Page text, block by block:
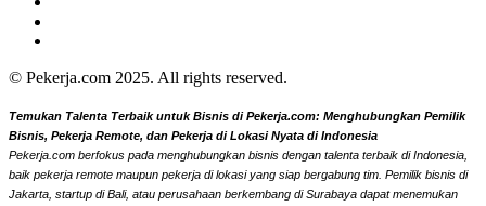
© Pekerja.com 2025. All rights reserved.
Temukan Talenta Terbaik untuk Bisnis di Pekerja.com: Menghubungkan Pemilik
Bisnis, Pekerja Remote, dan Pekerja di Lokasi Nyata di Indonesia
Pekerja.com berfokus pada menghubungkan bisnis dengan talenta terbaik di Indonesia,
baik pekerja remote maupun pekerja di lokasi yang siap bergabung tim. Pemilik bisnis di
Jakarta, startup di Bali, atau perusahaan berkembang di Surabaya dapat menemukan